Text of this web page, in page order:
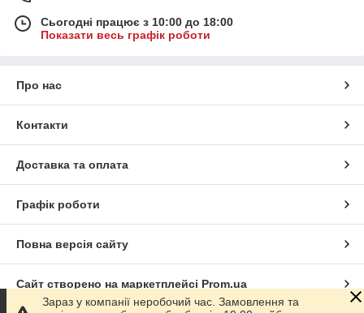
Сьогодні працює з 10:00 до 18:00
Показати весь графік роботи
Про нас
Контакти
Доставка та оплата
Графік роботи
Повна версія сайту
Сайт створено на маркетплейсі Prom.ua
Зараз у компанії неробочий час. Замовлення та